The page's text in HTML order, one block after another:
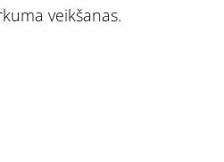
veikšanas.